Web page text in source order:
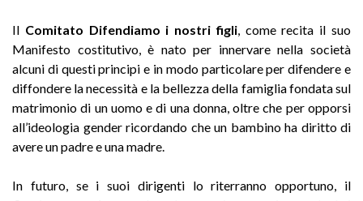
Il Comitato Difendiamo i nostri figli, come recita il suo
Manifesto costitutivo, è nato per innervare nella società
alcuni di questi principi e in modo particolare per difendere e
diffondere la necessità e la bellezza della famiglia fondata sul
matrimonio di un uomo e di una donna, oltre che per opporsi
all’ideologia gender ricordando che un bambino ha diritto di
avere un padre e una madre.
In futuro, se i suoi dirigenti lo riterranno opportuno, il